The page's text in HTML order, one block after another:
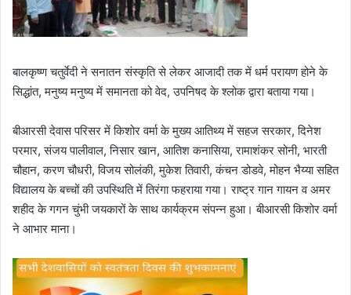
बालकृष्ण चतुर्वेदी ने सनातन संस्कृति से लेकर आजादी तक में धर्म परायण होने के
सिद्धांत, मनुष्य मनुष्य में समानता को वेद, उपनिषद के श्लोक द्वारा बताया गया।
बीआरसी देवास परिसर में किशोर वर्मा के मुख्य आतिथ्य में सहज सरकार, दिनेश
परमार, संजय पालीवाल, निसार खान, आतिश कनासिया, रामाशंकर सोनी, भारती
चौहान, करण चौधरी, विजय सोलंकी, मुकेश तिवारी, कंचन डोडवे, मोहन भैय्या सहित
विद्यालय के बच्चों की उपस्थिति में तिरंगा फहराया गया। राष्ट्र गान गायन व अमर
शहीद के गगन चुंभी जयकारों के साथ कार्यक्रम संपन्न हुआ। बीआरसी किशोर वर्मा
ने आभार माना।